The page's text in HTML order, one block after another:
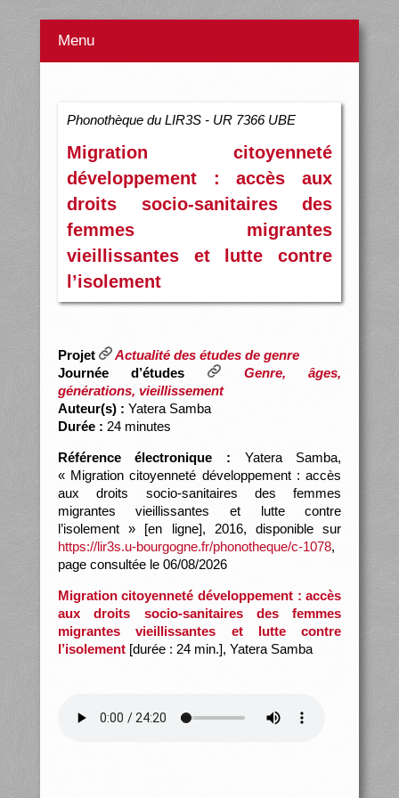
Menu
Phonothèque du LIR3S - UR 7366 UBE
Migration citoyenneté
développement : accès aux
droits socio-sanitaires des
femmes migrantes
vieillissantes et lutte contre
l’isolement
Projet
Actualité des études de genre
Journée d’études
Genre, âges,
générations, vieillissement
Auteur(s) : Yatera Samba
Durée : 24 minutes
Référence électronique : Yatera Samba,
« Migration citoyenneté développement : accès
aux droits socio-sanitaires des femmes
migrantes vieillissantes et lutte contre
l’isolement » [en ligne], 2016, disponible sur
https://lir3s.u-bourgogne.fr/phonotheque/c-1078,
page consultée le 06/08/2026
Migration citoyenneté développement : accès
aux droits socio-sanitaires des femmes
migrantes vieillissantes et lutte contre
l’isolement[durée : 24 min.], Yatera Samba